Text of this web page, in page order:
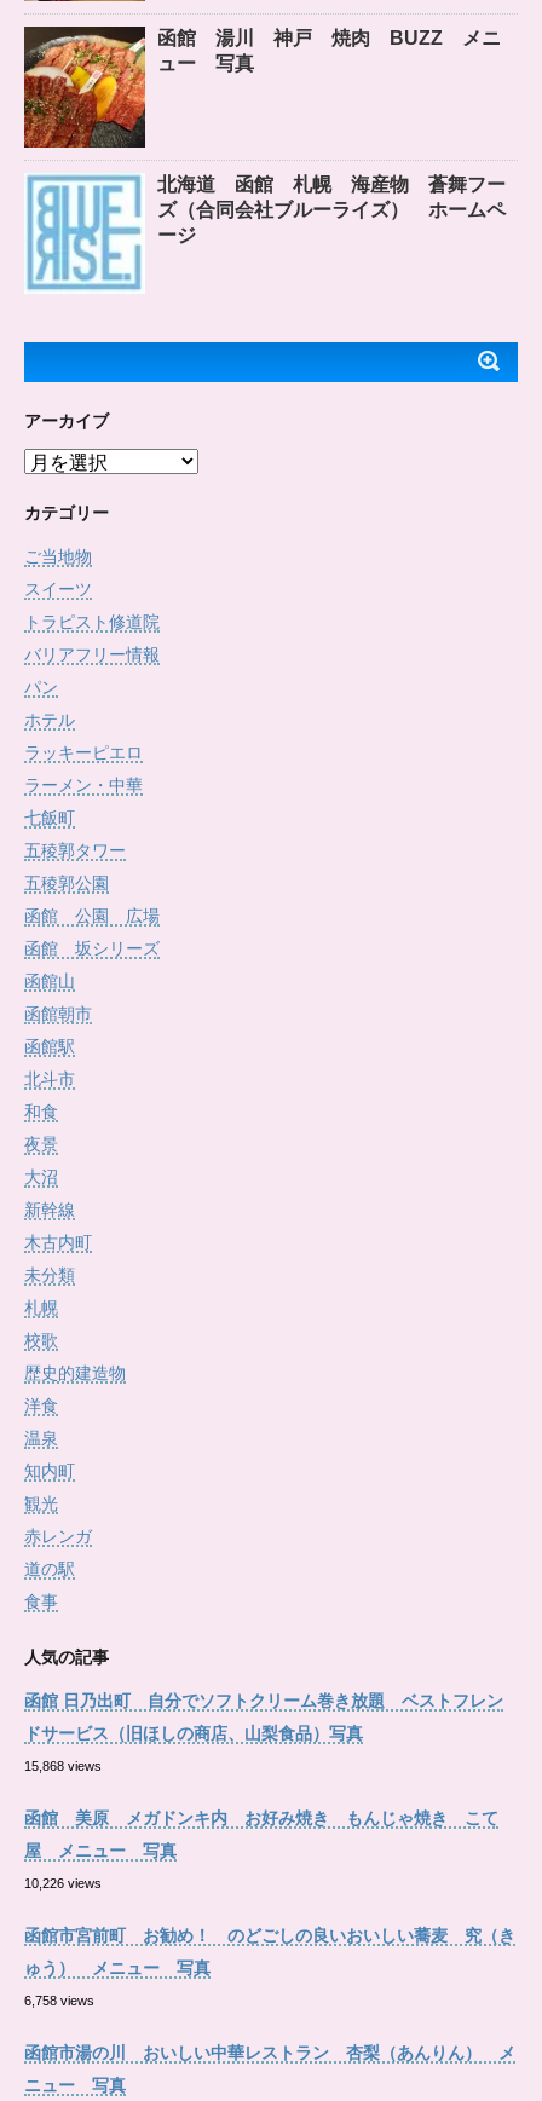
函館 湯川 神戸 焼肉 BUZZ メニ
ュー 写真
北海道 函館 札幌 海産物 蒼舞フー
ズ（合同会社ブルーライズ） ホームペ
ージ
アーカイブ
ア
カ
ブ
カテゴリー
ご当地物
スイーツ
トラピスト修道院
バリアフリー情報
パン
ホテル
ラッキーピエロ
ラーメン・中華
七飯町
五稜郭タワー
五稜郭公園
函館 公園 広場
函館 坂シリーズ
函館山
函館朝市
函館駅
北斗市
和食
夜景
大沼
新幹線
木古内町
未分類
札幌
校歌
歴史的建造物
洋食
温泉
知内町
観光
赤レンガ
道の駅
食事
人気の記事
函館 日乃出町 自分でソフトクリーム巻き放題 ベストフレン
ドサービス（旧ほしの商店、山梨食品）写真
15,868 views
函館 美原 メガドンキ内 お好み焼き もんじゃ焼き こて
屋 メニュー 写真
10,226 views
函館市宮前町 お勧め！ のどごしの良いおいしい蕎麦 究（き
ゅう） メニュー 写真
6,758 views
函館市湯の川 おいしい中華レストラン 杏梨（あんりん） メ
ニュー 写真